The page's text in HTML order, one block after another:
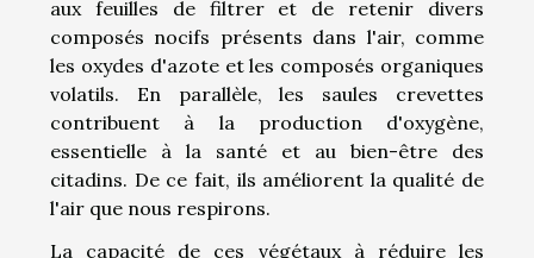
aux feuilles de filtrer et de retenir divers
composés nocifs présents dans l'air, comme
les oxydes d'azote et les composés organiques
volatils. En parallèle, les saules crevettes
contribuent à la production d'oxygène,
essentielle à la santé et au bien-être des
citadins. De ce fait, ils améliorent la qualité de
l'air que nous respirons.
La capacité de ces végétaux à réduire les